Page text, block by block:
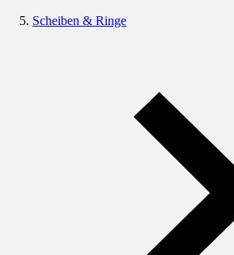
Scheiben & Ringe